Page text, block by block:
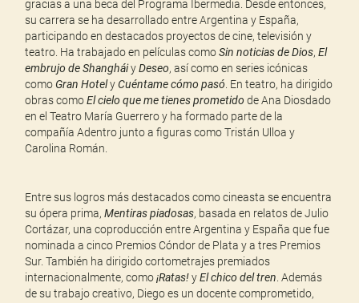
gracias a una beca del Programa Ibermedia. Desde entonces,
su carrera se ha desarrollado entre Argentina y España,
participando en destacados proyectos de cine, televisión y
teatro. Ha trabajado en películas comoSin noticias de Dios,El
embrujo de ShangháiyDeseo, así como en series icónicas
como Gran HotelyCuéntame cómo pasó . En teatro, ha dirigido
obras comoEl cielo que me tienes prometido de Ana Diosdado
en el Teatro María Guerrero y ha formado parte de la
compañía Adentro junto a figuras como Tristán Ulloa y
Carolina Román.
Entre sus logros más destacados como cineasta se encuentra
su ópera prima,Mentiras piadosas, basada en relatos de Julio
Cortázar, una coproducción entre Argentina y España que fue
nominada a cinco Premios Cóndor de Plata y a tres Premios
Sur. También ha dirigido cortometrajes premiados
internacionalmente, como¡Ratas!yEl chico del tren . Además
de su trabajo creativo, Diego es un docente comprometido,